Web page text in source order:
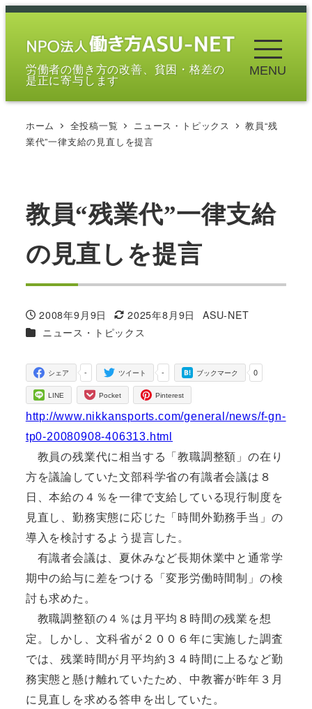
メ
労働者の働き方の改善、貧困・格差の
是正に寄与します
MENU
ホーム 全投稿一覧 ニュース・トピックス
教員“残
業代”一律支給の見直しを提言
教員“残業代”一律支給
の見直しを提言
投稿日
2008年9月9日
更新日
2025年8月9日
著
ASU-NET
カテゴリー
ニュース・トピックス
-
シェア -
ツイート 0
ブックマーク
LINE Pocket Pinterest
http://www.nikkansports.com/general/news/f-gn-
tp0-20080908-406313.html
教員の残業代に相当する「教職調整額」の在り
方を議論していた文部科学省の有識者会議は８
日、本給の４％を一律で支給している現行制度を
見直し、勤務実態に応じた「時間外勤務手当」の
導入を検討するよう提言した。
有識者会議は、夏休みなど長期休業中と通常学
期中の給与に差をつける「変形労働時間制」の検
討も求めた。
教職調整額の４％は月平均８時間の残業を想
定。しかし、文科省が２００６年に実施した調査
では、残業時間が月平均約３４時間に上るなど勤
務実態と懸け離れていたため、中教審が昨年３月
に見直しを求める答申を出していた。